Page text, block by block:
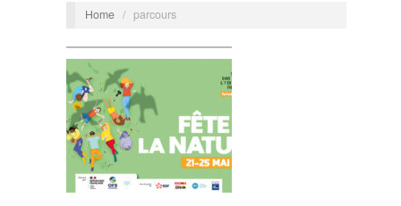
Home / parcours